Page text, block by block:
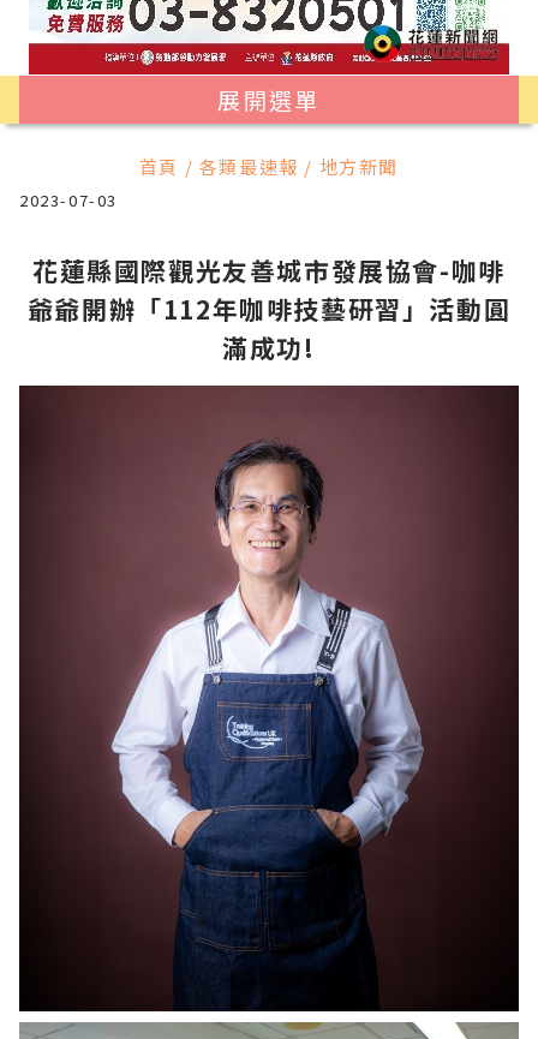
展開選單
首頁 / 各類最速報 / 地方新聞
2023-07-03
花蓮縣國際觀光友善城市發展協會-咖啡
爺爺開辦「112年咖啡技藝研習」活動圓
滿成功!